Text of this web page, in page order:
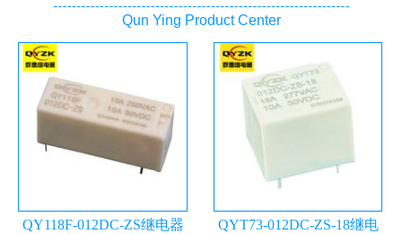
Qun Ying Product Center
QY118F-012DC-ZS继电器
QYT73-012DC-ZS-18继电